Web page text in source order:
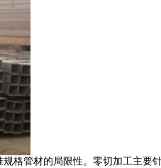
格管材的局限性。零切加工主要